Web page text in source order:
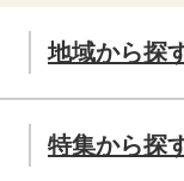
地域から探
特集から探